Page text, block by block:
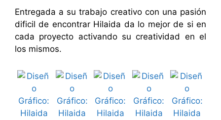
Entregada a su trabajo creativo con una pasión
dificil de encontrar Hilaida da lo mejor de si en
cada proyecto activando su creatividad en el
los mismos.